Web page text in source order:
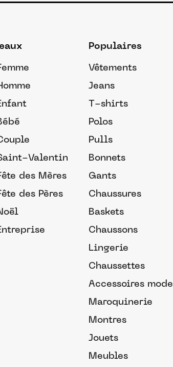
Valentin
des Mères
des Pères
Populaires
Vêtements
Jeans
T-shirts
Polos
Pulls
Bonnets
Gants
Chaussures
Baskets
Chaussons
Lingerie
Chaussettes
Accessoires mode
Maroquinerie
Montres
Jouets
Meubles